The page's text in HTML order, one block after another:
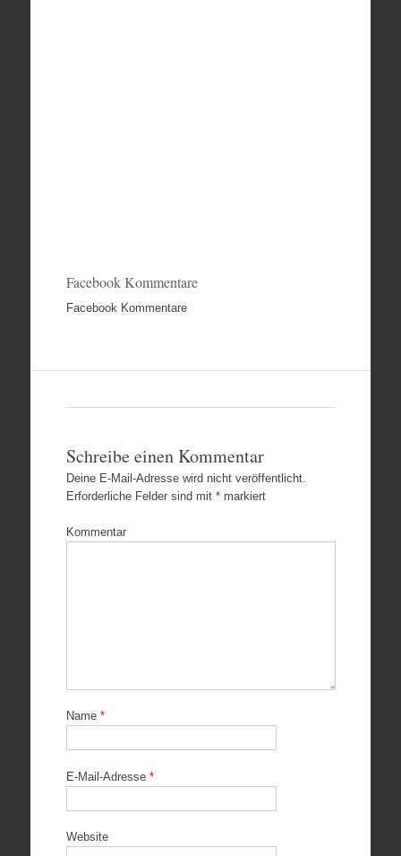
Facebook Kommentare
Facebook Kommentare
Schreibe einen Kommentar
Deine E-Mail-Adresse wird nicht veröffentlicht.
Erforderliche Felder sind mit *markiert
Kommentar
Name *
E-Mail-Adresse *
Website